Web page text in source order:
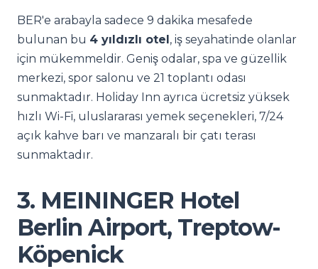
BER'e arabayla sadece 9 dakika mesafede
bulunan bu 4 yıldızlı otel, iş seyahatinde olanlar
için mükemmeldir. Geniş odalar, spa ve güzellik
merkezi, spor salonu ve 21 toplantı odası
sunmaktadır. Holiday Inn ayrıca ücretsiz yüksek
hızlı Wi-Fi, uluslararası yemek seçenekleri, 7/24
açık kahve barı ve manzaralı bir çatı terası
sunmaktadır.
3. MEININGER Hotel
Berlin Airport, Treptow-
Köpenick